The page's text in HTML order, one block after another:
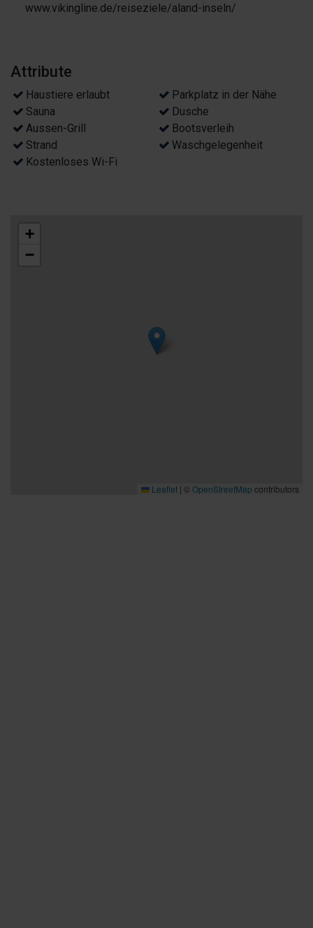
www.vikingline.de/reiseziele/aland-inseln/
Attribute
Haustiere erlaubt
Parkplatz in der Nähe
Sauna
Dusche
Aussen-Grill
Bootsverleih
Strand
Waschgelegenheit
Kostenloses Wi-Fi
+
−
Leaflet | ©OpenStreetMap contributors